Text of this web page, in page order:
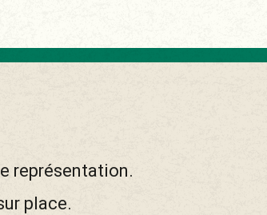
représentation.
place.